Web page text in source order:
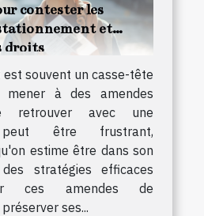
contester les
et
droits
souvent un casse-tête
à des amendes
retrouver avec une
peut être frustrant,
estime être dans son
stratégies efficaces
ces amendes de
ses...